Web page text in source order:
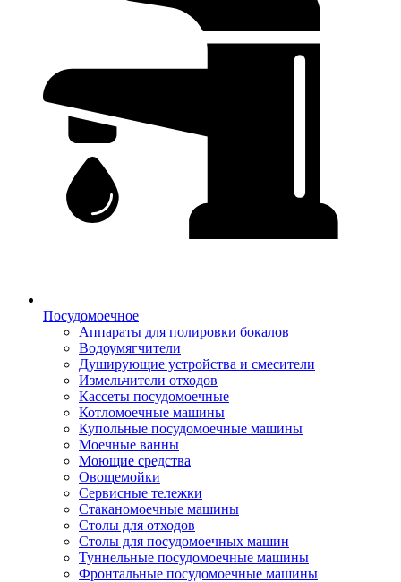
Посудомоечное
Аппараты для полировки бокалов
Водоумягчители
Душирующие устройства и смесители
Измельчители отходов
Кассеты посудомоечные
Котломоечные машины
Купольные посудомоечные машины
Моечные ванны
Моющие средства
Овощемойки
Сервисные тележки
Стаканомоечные машины
Столы для отходов
Столы для посудомоечных машин
Туннельные посудомоечные машины
Фронтальные посудомоечные машины